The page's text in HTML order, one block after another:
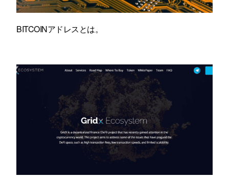
BITCOINアドレスとは。